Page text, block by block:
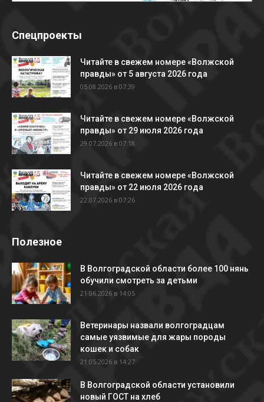
Спецпроекты
Читайте в свежем номере «Волжской
правды» от 5 августа 2026 года
05.08.2026 в 07:39
Читайте в свежем номере «Волжской
правды» от 29 июля 2026 года
29.07.2026 в 07:18
Читайте в свежем номере «Волжской
правды» от 22 июля 2026 года
22.07.2026 в 07:26
Полезное
В Волгоградской области более 100 нянь
обучили смотреть за детьми
21.06.2026 в 14:05
Ветеринары назвали волгоградцам
самые уязвимые для жары породы
кошек и собак
21.05.2026 в 14:27
В Волгоградской области установили
новый ГОСТ на хлеб